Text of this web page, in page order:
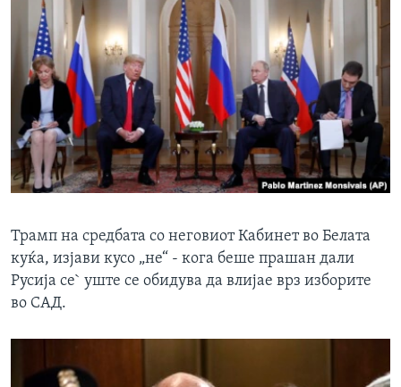
Трамп на средбата со неговиот Кабинет во Белата
куќа, изјави кусо „не“ - кога беше прашан дали
Русија се` уште се обидува да влијае врз изборите
во САД.